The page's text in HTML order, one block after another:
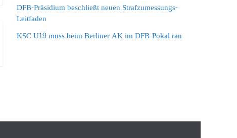
DFB-Präsidium beschließt neuen Strafzumessungs-
Leitfaden
KSC U19 muss beim Berliner AK im DFB-Pokal ran